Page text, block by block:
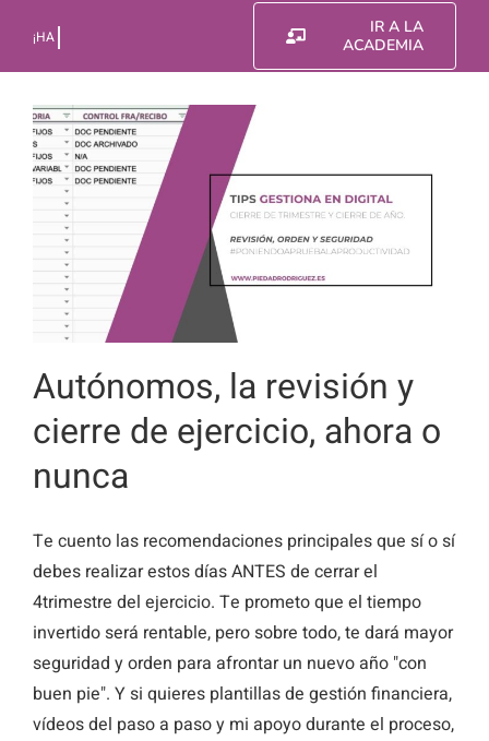
contenido
IR A LA
ACADEMIA
Autónomos, la revisión y
cierre de ejercicio, ahora o
nunca
Te cuento las recomendaciones principales que sí o sí
debes realizar estos días ANTES de cerrar el
4trimestre del ejercicio. Te prometo que el tiempo
invertido será rentable, pero sobre todo, te dará mayor
seguridad y orden para afrontar un nuevo año "con
buen pie". Y si quieres plantillas de gestión financiera,
vídeos del paso a paso y mi apoyo durante el proceso,